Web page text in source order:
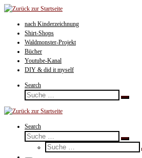
Zum
springen nach Kinderzeichnung
Shirt-Shops
Waldmonster-Projekt
Bücher
Youtube-Kanal
DIY & did it myself
Search
Suche
Suche
Search
Suche
Suche
…
Suche